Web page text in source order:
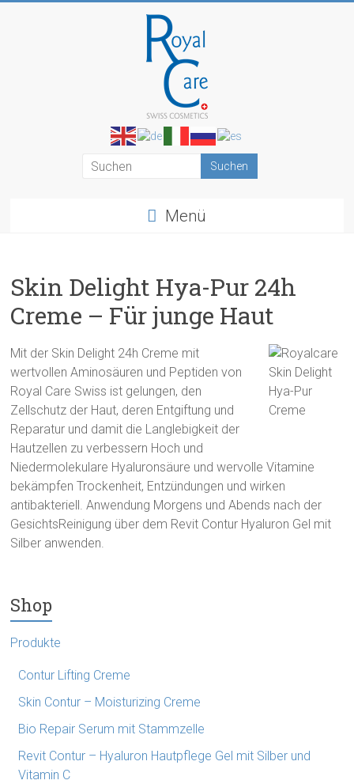
RoyalCosmetics
Menü
Skin Delight Hya-Pur 24h
Creme – Für junge Haut
Mit der Skin Delight 24h Creme mit
wertvollen Aminosäuren und Peptiden von
Royal Care Swiss ist gelungen, den
Zellschutz der Haut, deren Entgiftung und
Reparatur und damit die Langlebigkeit der
Hautzellen zu verbessern Hoch und
Niedermolekulare Hyaluronsäure und wervolle Vitamine
bekämpfen Trockenheit, Entzündungen und wirken
antibakteriell. Anwendung Morgens und Abends nach der
GesichtsReinigung über dem Revit Contur Hyaluron Gel mit
Silber anwenden.
Shop
Produkte
Contur Lifting Creme
Skin Contur – Moisturizing Creme
Bio Repair Serum mit Stammzelle
Revit Contur – Hyaluron Hautpflege Gel mit Silber und
Vitamin C